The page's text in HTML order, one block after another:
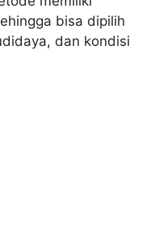
bisa dipilih
dan kondisi